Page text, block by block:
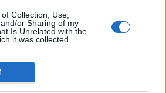
Collection, Use,
or Sharing of my
Is Unrelated with the
it was collected.
ή από ρευματοειδή
ότι η σχέση του με έναν
ιατρικής οφείλεται στην
συγκεκριμένο ιατρό, ο οποίος